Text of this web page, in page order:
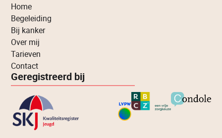
Home
Begeleiding
Bij kanker
Over mij
Tarieven
Contact
Geregistreerd bij